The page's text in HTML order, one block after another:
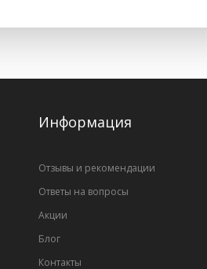
Информация
Отзывы и рекомендации
Ответы на вопросы
Акции
Блог
Контакты